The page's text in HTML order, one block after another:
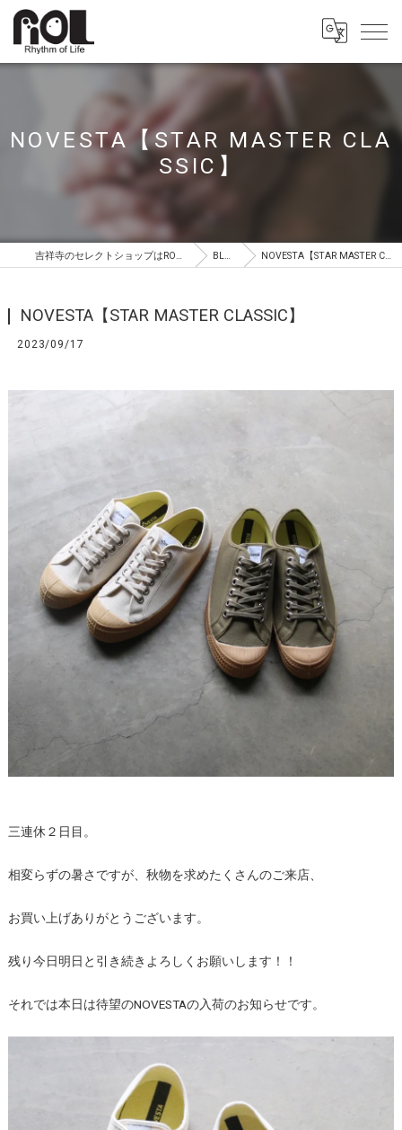
NOVESTA【STAR MASTER CLA
SSIC】
吉祥寺のセレクトショップはROL（ロル） BLOG NOVESTA【STAR MASTER CLASSIC】
NOVESTA【STAR MASTER CLASSIC】
2023/09/17
三連休２日目。
相変らずの暑さですが、秋物を求めたくさんのご来店、
お買い上げありがとうございます。
残り今日明日と引き続きよろしくお願いします！！
それでは本日は待望のNOVESTAの入荷のお知らせです。